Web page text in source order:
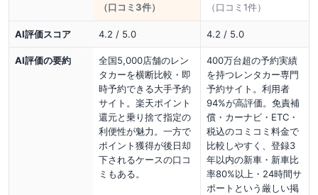
（口コミ3件）
（口コミ 1件）
AI評価スコア 4.2 / 5.0 4.2 / 5.0
AI評価の要約
全国5,000店舗のレン
タカーを横断比較・即
時予約できる大手予約
サイト。楽天ポイント
還元と乗り捨て指定の
利便性が魅力。一方で
ポイント獲得が後日却
下されるケースの口コ
ミもある。
400万台超の予約実績
を持つレンタカー専門
予約サイト。利用者
94%が高評価。免責補
償・カーナビ・ETC・
税込のコミコミ料金で
比較しやすく、登録3
年以内の新車・新車比
率80%以上・24時間サ
ポートという厳しい掲